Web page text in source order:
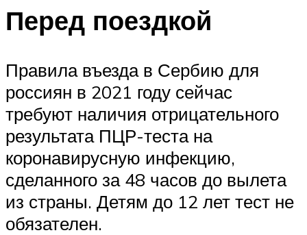
Перед поездкой
Правила въезда в Сербию для
россиян в 2021 году сейчас
требуют наличия отрицательного
результата ПЦР-теста на
коронавирусную инфекцию,
сделанного за 48 часов до вылета
из страны. Детям до 12 лет тест не
обязателен.